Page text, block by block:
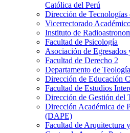
Católica del Perú
Dirección de Tecnologías
Vicerrectorado
Instituto de
Facultad de Psicología
Asociación de Egresados
Facultad de Derecho 2
Departamento de Teología
Dirección de Educación
Facultad de Estudios
Dirección de Gestión del
Dirección Académica de
(DAPE)
Facultad de Arquitectura